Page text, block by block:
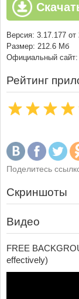
Версия: 3.17.177
Размер: 212.6 Мб
Официальный сайт:
Рейтинг
Поделитесь
Скриншоты
Видео
FREE
effectively)